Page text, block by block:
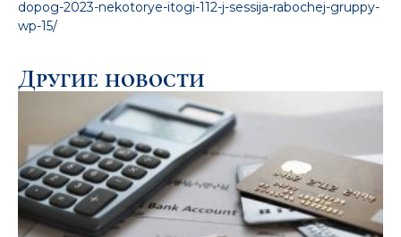
dopog-2023-nekotorye-itogi-112-j-sessija-rabochej-gruppy-
wp-15/
Другие новости